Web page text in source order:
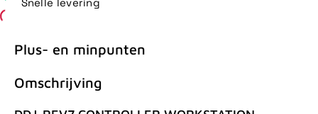
Plus- en minpunten
Omschrijving